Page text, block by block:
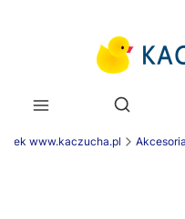
Otwórz
www.kaczucha.pl Akcesoria